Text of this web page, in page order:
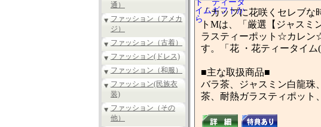
通）
ファッション（アメカ
ジ）
ファッション（古着）
ファッション(ドレス)
ファッション（和服）
ファッション(民族衣
装)
ファッション（その
他）
「カップに花咲くセレブ
トMは、「厳選【ジャスミ
ラスティーポット☆カレン
す。「花 ・花ティータイム
■主な取扱商品■
バラ茶、ジャスミン白龍珠
茶、耐熱ガラスティポット